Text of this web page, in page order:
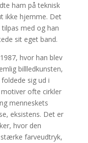
ham på teknisk
ikke hjemme. Det
med og han
sit eget band.
hvor han blev
billledkunsten,
sig ud i
ofte cirkler
menneskets
eksistens. Det er
hvor den
farveudtryk,